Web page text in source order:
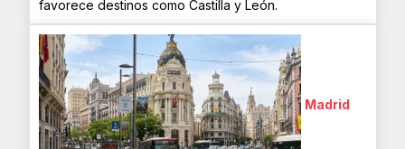
favorece destinos como Castilla y León.
Madrid